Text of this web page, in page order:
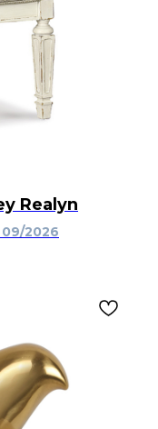
Realyn
2026